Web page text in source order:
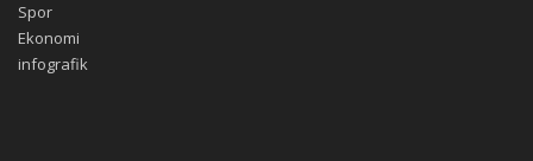
Spor
Ekonomi
infografik